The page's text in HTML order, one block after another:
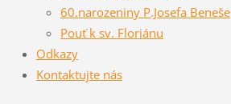
60.narozeniny P.Josefa Beneše
Pouť k sv. Floriánu
Odkazy
Kontaktujte nás